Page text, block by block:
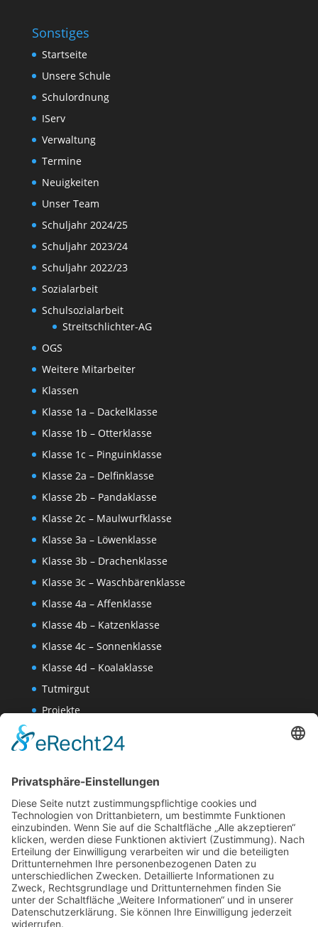
Sonstiges
Startseite
Unsere Schule
Schulordnung
IServ
Verwaltung
Termine
Neuigkeiten
Unser Team
Schuljahr 2024/25
Schuljahr 2023/24
Schuljahr 2022/23
Sozialarbeit
Schulsozialarbeit
Streitschlichter-AG
OGS
Weitere Mitarbeiter
Klassen
Klasse 1a – Dackelklasse
Klasse 1b – Otterklasse
Klasse 1c – Pinguinklasse
Klasse 2a – Delfinklasse
Klasse 2b – Pandaklasse
Klasse 2c – Maulwurfklasse
Klasse 3a – Löwenklasse
Klasse 3b – Drachenklasse
Klasse 3c – Waschbärenklasse
Klasse 4a – Affenklasse
Klasse 4b – Katzenklasse
Klasse 4c – Sonnenklasse
Klasse 4d – Koalaklasse
Tutmirgut
Projekte
Wissenschaften-AG
Datenschutzerklärung
Website Administration